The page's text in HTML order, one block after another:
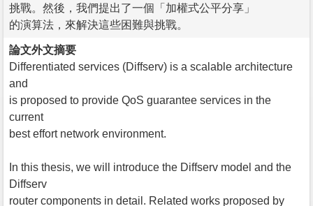
挑戰。然後，我們提出了一個「加權式公平分享」
的演算法，來解決這些困難與挑戰。
論文外文摘要
Differentiated services (Diffserv) is a scalable architecture
and
is proposed to provide QoS guarantee services in the
current
best effort network environment.
In this thesis, we will introduce the Diffserv model and the
Diffserv
router components in detail. Related works proposed by